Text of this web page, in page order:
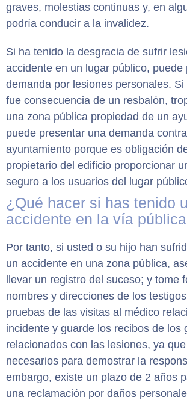
graves, molestias continuas y, en
podría conducir a la invalidez.
Si ha tenido la desgracia de sufrir
accidente en un lugar público, puede
demanda por lesiones personales.
fue consecuencia de un resbalón,
una zona pública propiedad de un
puede presentar una demanda
ayuntamiento porque es obligación
propietario del edificio proporcionar
seguro a los usuarios del lugar
¿Qué hacer si has tenido
accidente en la vía
Por tanto, si usted o su hijo han
un accidente en una zona pública,
llevar un registro del suceso; y tome
nombres y direcciones de los
pruebas de las visitas al médico
incidente y guarde los recibos de los
relacionados con las lesiones, ya
necesarios para demostrar la
embargo, existe un plazo de 2 años
una reclamación por daños